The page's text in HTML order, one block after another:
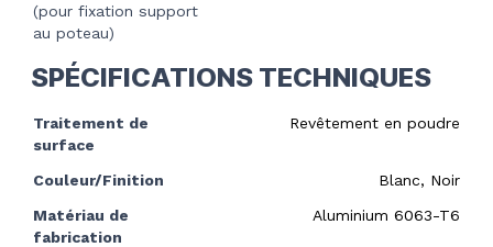
(pour fixation support
au poteau)
SPÉCIFICATIONS TECHNIQUES
Traitement de
surface
Revêtement en poudre
Couleur/Finition
Blanc, Noir
Matériau de
fabrication
Aluminium 6063-T6